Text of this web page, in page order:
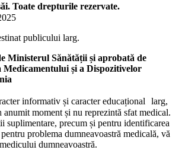
Toate drepturile rezervate.
publicului larg.
Ministerul Sănătății și aprobată de
Medicamentului și a Dispozitivelor
informativ și caracter educațional larg,
anumit moment și nu reprezintă sfat medical.
suplimentare, precum și pentru identificarea
problema dumneavoastră medicală, vă
dumneavoastră.